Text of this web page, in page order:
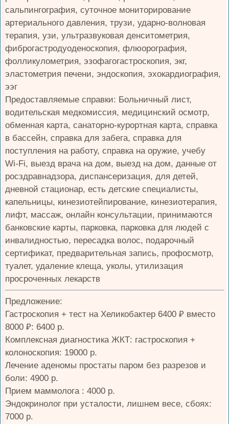
сальпингография, суточное мониторирование
артериального давления, трузи, ударно-волновая
терапия, узи, ультразвуковая денситометрия,
фиброгастродуоденоскопия, флюорография,
фолликулометрия, эзофагогастроскопия, экг,
эластометрия печени, эндоскопия, эхокардиография,
ээг
Предоставляемые справки: Больничный лист,
водительская медкомиссия, медицинский осмотр,
обменная карта, санаторно-курортная карта, справка
в бассейн, справка для забега, справка для
поступления на работу, справка на оружие, учебу
Wi-Fi, выезд врача на дом, выезд на дом, данные от
росздравнадзора, диспансеризация, для детей,
дневной стационар, есть детские специалисты,
капельницы, кинезиотейпирование, кинезиотерапия,
лифт, массаж, онлайн консультации, принимаются
банковские карты, парковка, парковка для людей с
инвалидностью, пересадка волос, подарочный
сертификат, предварительная запись, профосмотр,
туалет, удаление клеща, уколы, утилизация
просроченных лекарств
Предложение:
Гастроскопия + тест на Хеликобактер 6400 ₽ вместо
8000 ₽: 6400 р.
Комплексная диагностика ЖКТ: гастроскопия +
колоноскопия: 19000 р.
Лечение аденомы простаты паром без разрезов и
боли: 4900 р.
Прием маммолога : 4000 р.
Эндокринолог при усталости, лишнем весе, сбоях:
7000 р.